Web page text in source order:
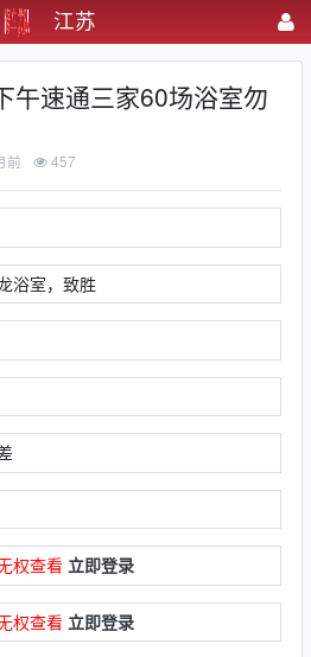
江苏
午速通三家60场浴室勿
前 457
浴室，致胜
权查看 立即登录
权查看 立即登录